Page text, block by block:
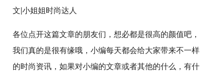
文|小姐姐时尚达人
各位点开这篇文章的朋友们，想必都是很高的颜值吧，
我们真的是很有缘哦，小编每天都会给大家带来不一样
的时尚资讯，如果对小编的文章或者其他的什么，有什